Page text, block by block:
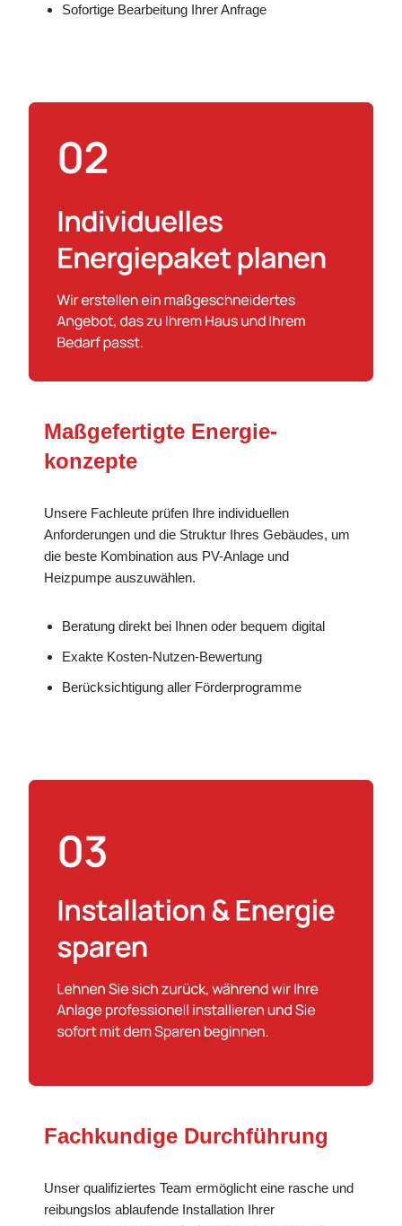
Sofortige Bearbeitung Ihrer Anfrage
Maßgefertigte Energie­
konzepte
Unsere Fachleute prüfen Ihre individuellen
Anforderungen und die Struktur Ihres Gebäudes, um
die beste Kombination aus PV-Anlage und
Heizpumpe auszuwählen.
Beratung direkt bei Ihnen oder bequem digital
Exakte Kosten-Nutzen-Bewertung
Berücksichtigung aller Förderprogramme
Fachkundige Durchführung
Unser qualifiziertes Team ermöglicht eine rasche und
reibungslos ablaufende Installation Ihrer